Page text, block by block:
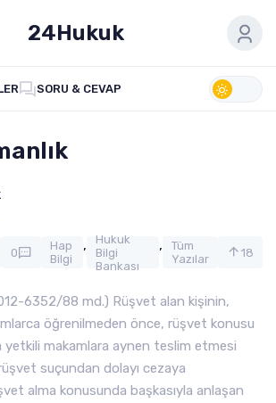
24Hukuk
SORU & CEVAP
0
Hap
Bilgi
,
Hukuk
Bilgi
Bankası
,
Tüm
Yazılar
18
6352/88 md.) Rüşvet alan kişinin,
öğrenilmeden önce, rüşvet konusu
makamlara aynen teslim etmesi
suçundan dolayı cezaya
alma konusunda başkasıyla anlaşan